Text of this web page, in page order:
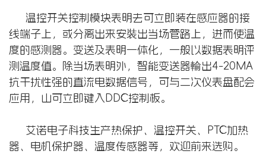
温控开关控制模块表明去可立即装在感应器的接
线端子上，或分离出来安裝出当场管路上，进而使温
度的感测器。变送及表明一体化，一般以数据表明评
测温度值。除当场表明外，智能变送器輸出4-20MA
抗干扰性强的直流电数据信号，可与二次仪表盘配会
应用，山可立即键入DDC控制板。
艾诺电子科技生产热保护、温控开关、PTC加热
器、电机保护器、温度传感器等，欢迎前来选购。